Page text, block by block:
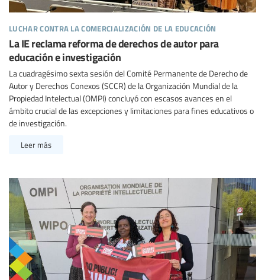
luchar contra la comercialización de la educación
La IE reclama reforma de derechos de autor para
educación e investigación
La cuadragésimo sexta sesión del Comité Permanente de Derecho de
Autor y Derechos Conexos (SCCR) de la Organización Mundial de la
Propiedad Intelectual (OMPI) concluyó con escasos avances en el
ámbito crucial de las excepciones y limitaciones para fines educativos o
de investigación.
Leer más